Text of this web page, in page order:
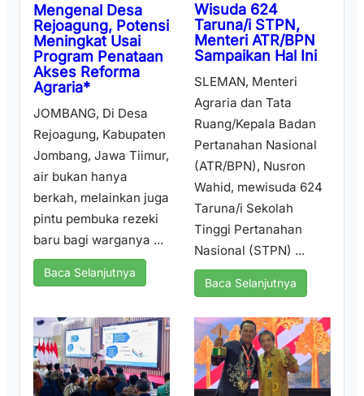
Mengenal Desa
Rejoagung, Potensi
Meningkat Usai
Program Penataan
Akses Reforma
Agraria*
JOMBANG, Di Desa
Rejoagung, Kabupaten
Jombang, Jawa Tiimur,
air bukan hanya
berkah, melainkan juga
pintu pembuka rezeki
baru bagi warganya ...
Baca Selanjutnya
Wisuda 624
Taruna/i STPN,
Menteri ATR/BPN
Sampaikan Hal Ini
SLEMAN, Menteri
Agraria dan Tata
Ruang/Kepala Badan
Pertanahan Nasional
(ATR/BPN), Nusron
Wahid, mewisuda 624
Taruna/i Sekolah
Tinggi Pertanahan
Nasional (STPN) ...
Baca Selanjutnya